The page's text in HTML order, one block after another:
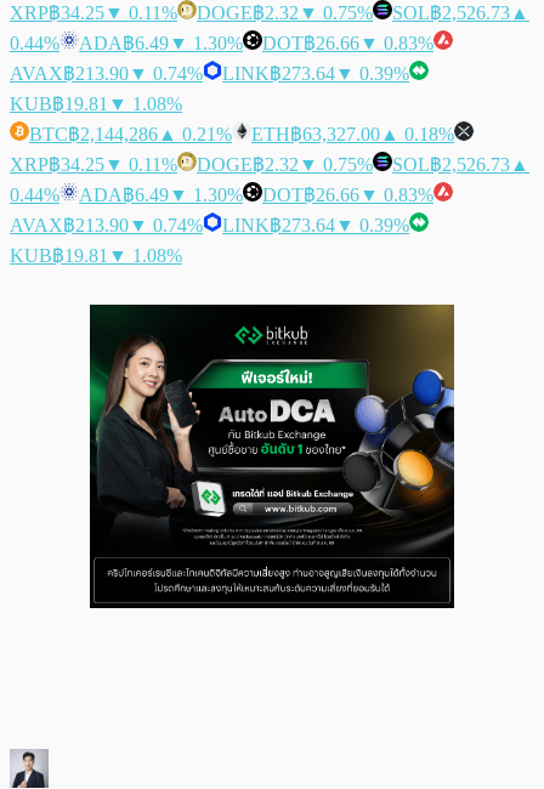
XRP฿34.25▼ 0.11% DOGE฿2.32 ▼ 0.75% SOL฿2,526.73 ▲
0.44%
ADA฿6.49▼ 1.30% DOT฿26.66▼ 0.83%
AVAX฿213.90▼ 0.74% LINK฿273.64▼ 0.39%
KUB฿19.81 ▼ 1.08%
BTC฿2,144,286 ▲ 0.21% ETH฿63,327.00 ▲ 0.18%
XRP฿34.25▼ 0.11% DOGE฿2.32 ▼ 0.75% SOL฿2,526.73 ▲
0.44%
ADA฿6.49▼ 1.30% DOT฿26.66▼ 0.83%
AVAX฿213.90▼ 0.74% LINK฿273.64▼ 0.39%
KUB฿19.81 ▼ 1.08%